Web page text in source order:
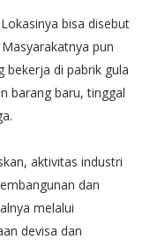
bisa disebut
pun
bekerja di pabrik gula
barang baru, tinggal
aktivitas industri
dan
melalui
devisa dan